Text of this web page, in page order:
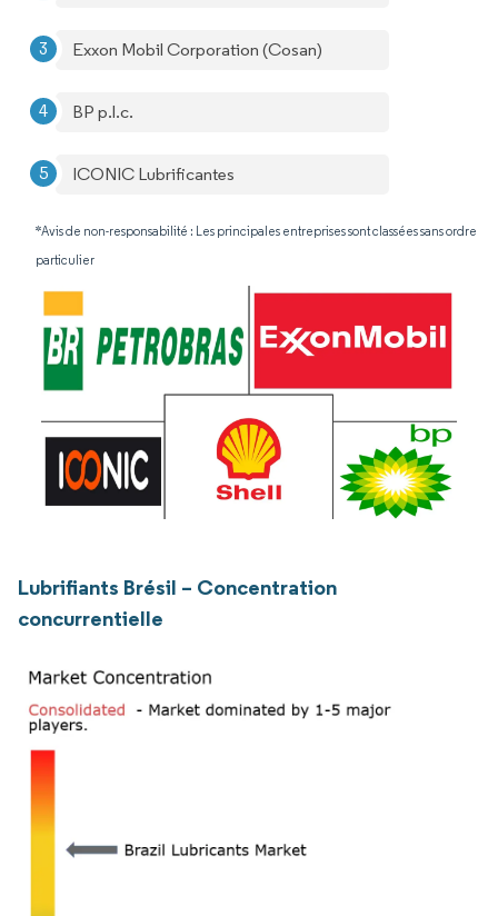
Exxon Mobil Corporation (Cosan)
BP p.l.c.
ICONIC Lubrificantes
*Avis de non-responsabilité : Les principales entreprises sont classées sans ordre
particulier
Lubrifiants Brésil – Concentration
concurrentielle